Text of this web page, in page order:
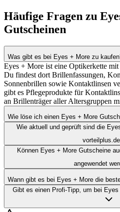
Häufige Fragen zu
Gutscheinen
Was gibt es bei Eyes + More zu
Eyes + More ist eine Optikerkette
Du findest dort Brillenfassungen,
Sonnenbrillen sowie Kontaktlinsen
gibt es Pflegeprodukte für
an Brillenträger aller Altersgruppen
Wie löse ich einen Eyes + More
Wie aktuell und geprüft sind die
Können Eyes + More Gutscheine
angewendet
Wann gibt es bei Eyes + More die
Gibt es einen Profi-Tipp, um bei